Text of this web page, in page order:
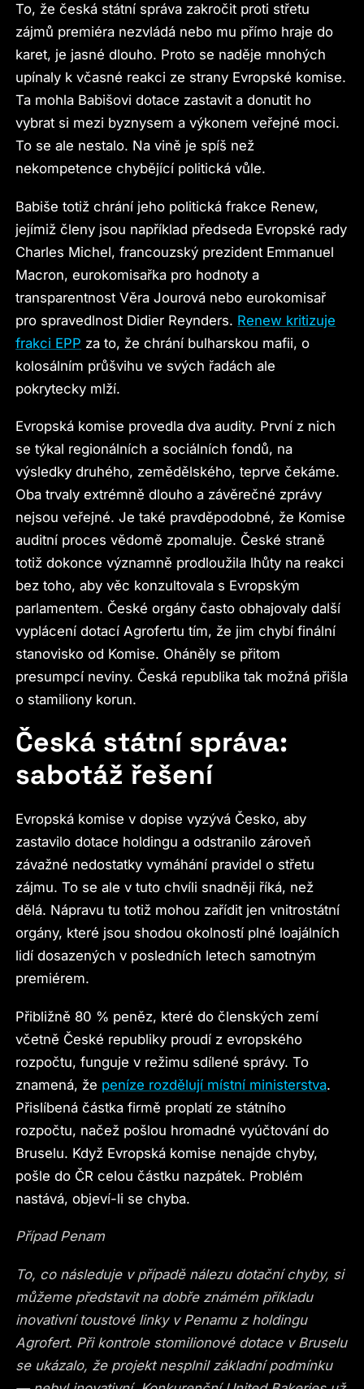
To, že česká státní správa zakročit proti střetu
zájmů premiéra nezvládá nebo mu přímo hraje do
karet, je jasné dlouho. Proto se naděje mnohých
upínaly k včasné reakci ze strany Evropské komise.
Ta mohla Babišovi dotace zastavit a donutit ho
vybrat si mezi byznysem a výkonem veřejné moci.
To se ale nestalo. Na vině je spíš než
nekompetence chybějící politická vůle.
Babiše totiž chrání jeho politická frakce Renew,
jejímiž členy jsou například předseda Evropské rady
Charles Michel, francouzský prezident Emmanuel
Macron, eurokomisařka pro hodnoty a
transparentnost Věra Jourová nebo eurokomisař
pro spravedlnost Didier Reynders. Renew kritizuje
frakci EPP za to, že chrání bulharskou mafii, o
kolosálním průšvihu ve svých řadách ale
pokrytecky mlží.
Evropská komise provedla dva audity. První z nich
se týkal regionálních a sociálních fondů, na
výsledky druhého, zemědělského, teprve čekáme.
Oba trvaly extrémně dlouho a závěrečné zprávy
nejsou veřejné. Je také pravděpodobné, že Komise
auditní proces vědomě zpomaluje. České straně
totiž dokonce významně prodloužila lhůty na reakci
bez toho, aby věc konzultovala s Evropským
parlamentem. České orgány často obhajovaly další
vyplácení dotací Agrofertu tím, že jim chybí finální
stanovisko od Komise. Oháněly se přitom
presumpcí neviny. Česká republika tak možná přišla
o stamiliony korun.
Česká státní správa:
sabotáž řešení
Evropská komise v dopise vyzývá Česko, aby
zastavilo dotace holdingu a odstranilo zároveň
závažné nedostatky vymáhání pravidel o střetu
zájmu. To se ale v tuto chvíli snadněji říká, než
dělá. Nápravu tu totiž mohou zařídit jen vnitrostátní
orgány, které jsou shodou okolností plné loajálních
lidí dosazených v posledních letech samotným
premiérem.
Přibližně 80 % peněz, které do členských zemí
včetně České republiky proudí z evropského
rozpočtu, funguje v režimu sdílené správy. To
znamená, že peníze rozdělují místní ministerstva.
Přislíbená částka firmě proplatí ze státního
rozpočtu, načež pošlou hromadné vyúčtování do
Bruselu. Když Evropská komise nenajde chyby,
pošle do ČR celou částku nazpátek. Problém
nastává, objeví-li se chyba.
Případ Penam
To, co následuje v případě nálezu dotační chyby, si
můžeme představit na dobře známém příkladu
inovativní toustové linky v Penamu z holdingu
Agrofert. Při kontrole stomilionové dotace v Bruselu
se ukázalo, že projekt nesplnil základní podmínku